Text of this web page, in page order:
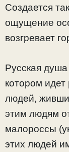
Создается
ощущение
возгревает
Русская
котором идет
людей,
этим людям
малороссы
этих людей